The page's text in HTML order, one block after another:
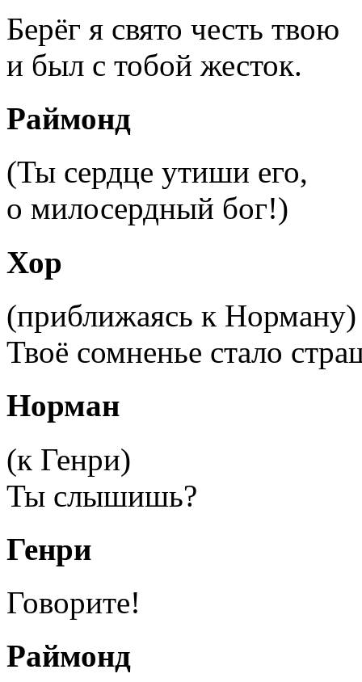
Берёг я свято честь твою
и был с тобой жесток.
Раймонд
(Ты сердце утиши его,
о милосердный бог!)
Хор
(приближаясь к Норману)
Твоё сомненье стало
Норман
(к Генри)
Ты слышишь?
Генри
Говорите!
Раймонд